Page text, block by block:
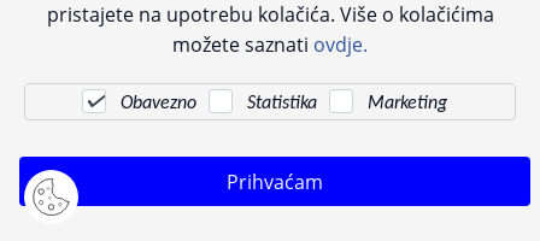
Sve navedene cijene sadrže PDV. Pokušavamo osigurati što preciznije
informacije, ali zbog tehnoloških ograničenja ne možemo garantirati potpunu
kontaktirajte nas putem telefona:+385 23 231 761ili e-maila:info@morskijez.hr
pristajete na upotrebu kolačića. Više o kolačićima
možete saznati ovdje.
Obavezno Statistika Marketing
Prihvaćam